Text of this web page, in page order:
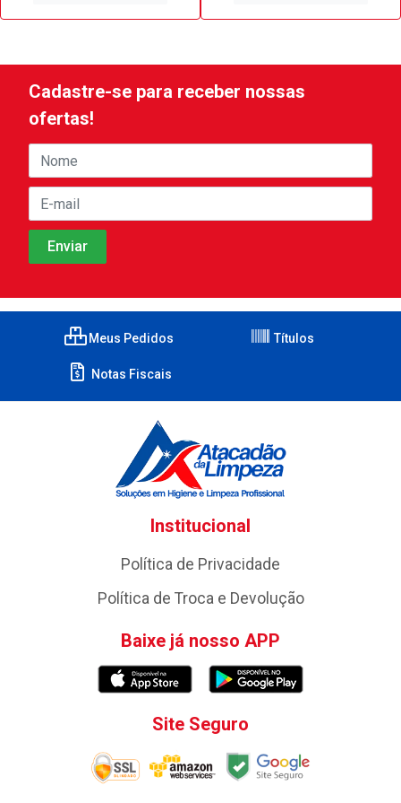
Cadastre-se para receber nossas
ofertas!
Meus Pedidos Títulos
Notas Fiscais
Institucional
Política de Privacidade
Política de Troca e Devolução
Baixe já nosso APP
Site Seguro